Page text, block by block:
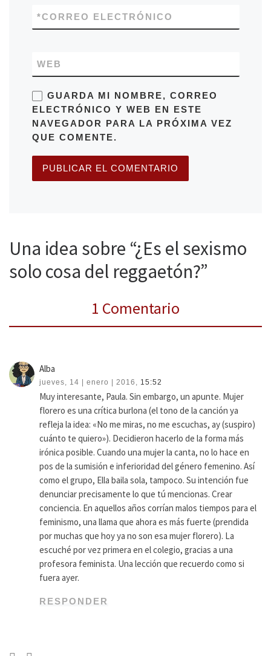
CORREO ELECTRÓNICO
*
WEB
GUARDA MI NOMBRE, CORREO
ELECTRÓNICO Y WEB EN ESTE
NAVEGADOR PARA LA PRÓXIMA VEZ
QUE COMENTE.
Una idea sobre “¿Es el sexismo
solo cosa del reggaetón?”
1 Comentario
Alba
jueves, 14 | enero | 2016, 15:52
Muy interesante, Paula. Sin embargo, un apunte. Mujer
florero es una crítica burlona (el tono de la canción ya
refleja la idea: «No me miras, no me escuchas, ay (suspiro)
cuánto te quiero»). Decidieron hacerlo de la forma más
irónica posible. Cuando una mujer la canta, no lo hace en
pos de la sumisión e inferioridad del género femenino. Así
como el grupo, Ella baila sola, tampoco. Su intención fue
denunciar precisamente lo que tú mencionas. Crear
conciencia. En aquellos años corrían malos tiempos para el
feminismo, una llama que ahora es más fuerte (prendida
por muchas que hoy ya no son esa mujer florero). La
escuché por vez primera en el colegio, gracias a una
profesora feminista. Una lección que recuerdo como si
fuera ayer.
RESPONDER